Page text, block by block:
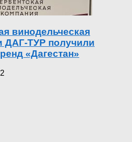
винодельческая
ДАГ-ТУР получили
«Дагестан»